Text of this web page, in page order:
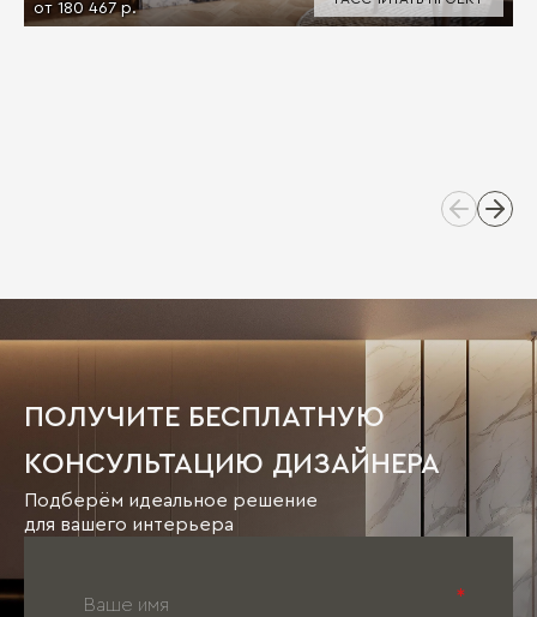
от 180 467 р.
ПОЛУЧИТЕ БЕСПЛАТНУЮ
КОНСУЛЬТАЦИЮ ДИЗАЙНЕРА
Подберём идеальное решение
для вашего интерьера
*